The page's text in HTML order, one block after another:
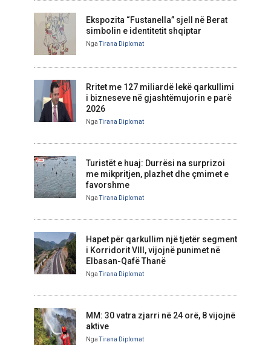
Ekspozita “Fustanella” sjell në Berat
simbolin e identitetit shqiptar
NgaTirana Diplomat
Rritet me 127 miliardë lekë qarkullimi
i bizneseve në gjashtëmujorin e parë
2026
NgaTirana Diplomat
Turistët e huaj: Durrësi na surprizoi
me mikpritjen, plazhet dhe çmimet e
favorshme
NgaTirana Diplomat
Hapet për qarkullim një tjetër segment
i Korridorit VIII, vijojnë punimet në
Elbasan-Qafë Thanë
NgaTirana Diplomat
MM: 30 vatra zjarri në 24 orë, 8 vijojnë
aktive
NgaTirana Diplomat